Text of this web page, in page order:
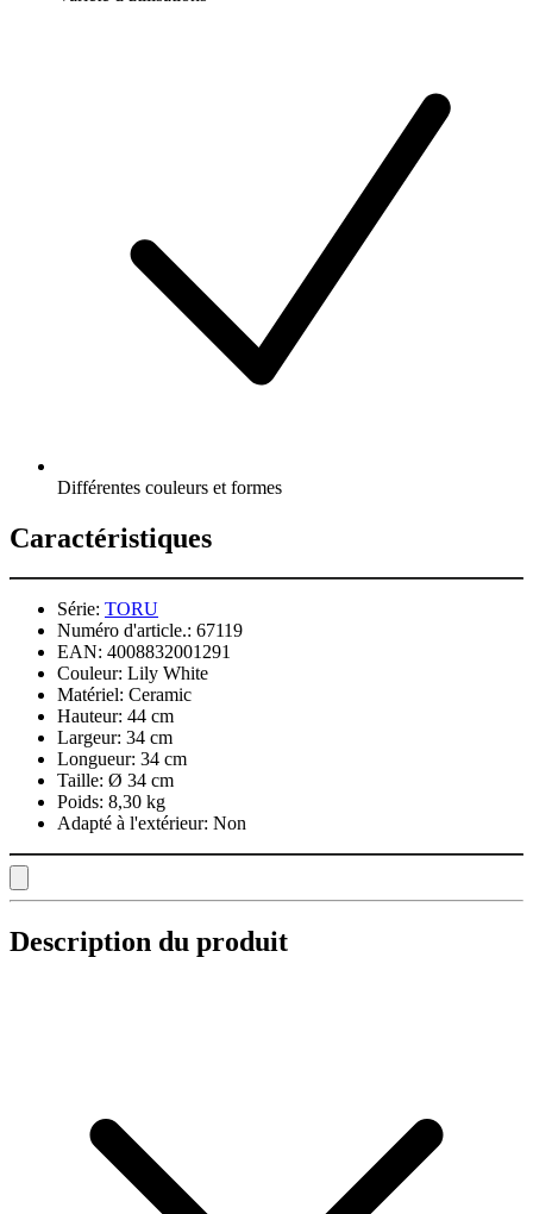
Différentes couleurs et formes
Caractéristiques
Série: TORU
Numéro d'article.: 67119
EAN: 4008832001291
Couleur: Lily White
Matériel: Ceramic
Hauteur: 44 cm
Largeur: 34 cm
Longueur: 34 cm
Taille: Ø 34 cm
Poids: 8,30 kg
Adapté à l'extérieur: Non
Description du produit